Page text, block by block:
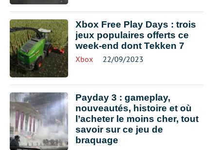
Xbox Free Play Days : trois
jeux populaires offerts ce
week-end dont Tekken 7
Xbox 22/09/2023
Payday 3 : gameplay,
nouveautés, histoire et où
l’acheter le moins cher, tout
savoir sur ce jeu de
braquage